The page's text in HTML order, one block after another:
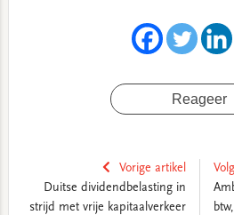
Reageer
Vorige artikel
Duitse dividendbelasting in
strijd met vrije kapitaalverkeer